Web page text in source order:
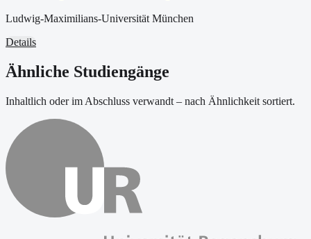
Ludwig-Maximilians-Universität München
Details
Ähnliche Studiengänge
Inhaltlich oder im Abschluss verwandt – nach Ähnlichkeit sortiert.